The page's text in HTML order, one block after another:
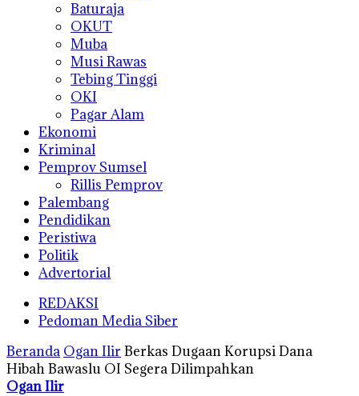
Baturaja
OKUT
Muba
Musi Rawas
Tebing Tinggi
OKI
Pagar Alam
Ekonomi
Kriminal
Pemprov Sumsel
Rillis Pemprov
Palembang
Pendidikan
Peristiwa
Politik
Advertorial
REDAKSI
Pedoman Media Siber
Beranda Ogan Ilir Berkas Dugaan Korupsi Dana
Hibah Bawaslu OI Segera Dilimpahkan
Ogan Ilir